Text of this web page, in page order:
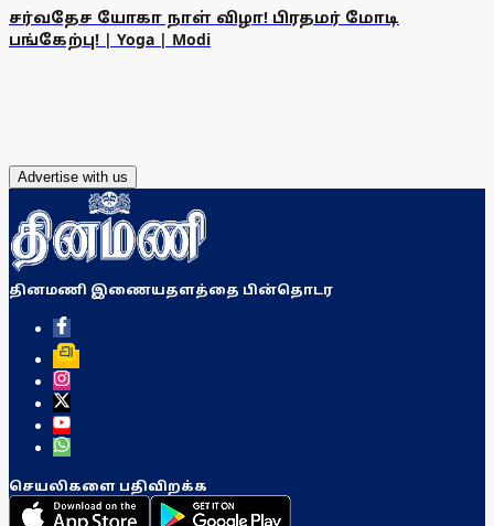
சர்வதேச யோகா நாள் விழா! பிரதமர் மோடி
பங்கேற்பு! | Yoga | Modi
Advertise with us
தினமணி இணையதளத்தை பின்தொடர
செயலிகளை பதிவிறக்க